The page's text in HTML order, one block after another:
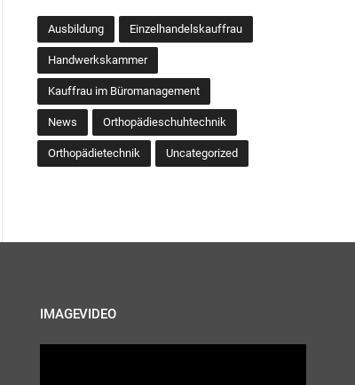
Ausbildung Einzelhandelskauffrau
Handwerkskammer
Kauffrau im Büromanagement
News Orthopädieschuhtechnik
Orthopädietechnik Uncategorized
IMAGEVIDEO